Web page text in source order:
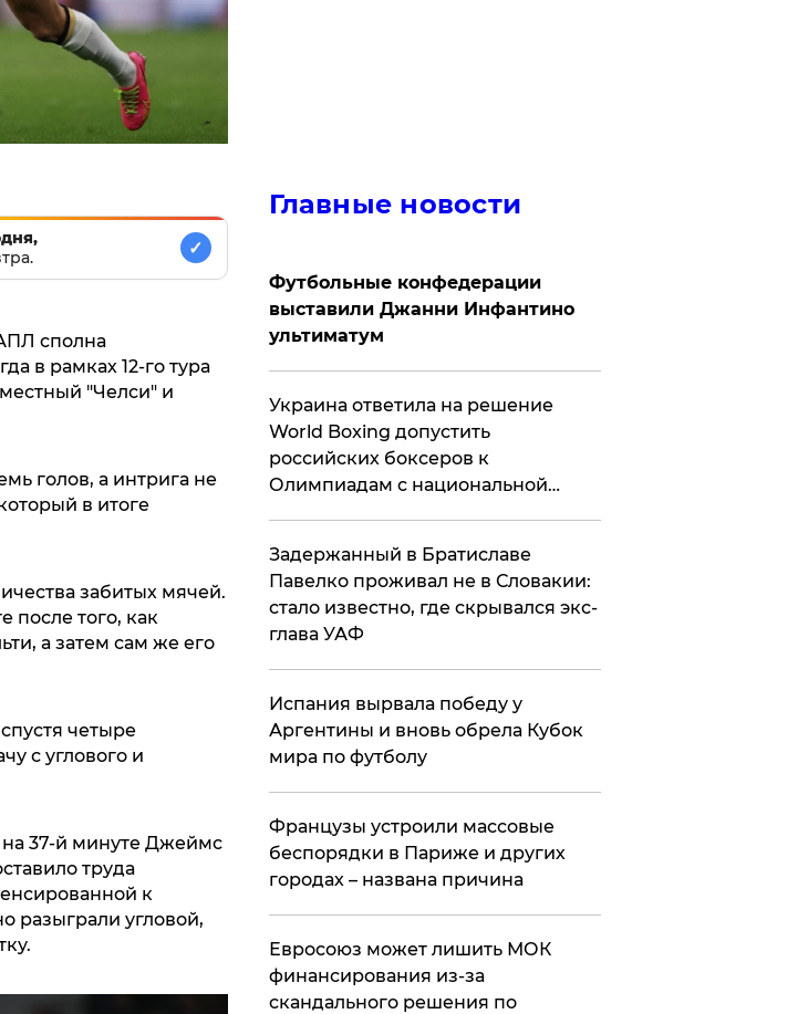
✓
сполна
в рамках 12-го тура
"Челси" и
голов, а интрига не
в итоге
забитых мячей.
после того, как
а затем сам же его
четыре
с углового и
37-й минуте Джеймс
труда
к
разыграли угловой,
Главные новости
Футбольные конфедерации
выставили Джанни Инфантино
ультиматум
Украина ответила на решение
World Boxing допустить
российских боксеров к
Олимпиадам с национальной
Задержанный в Братиславе
Павелко проживал не в Словакии:
стало известно, где скрывался экс-
глава УАФ
Испания вырвала победу у
Аргентины и вновь обрела Кубок
мира по футболу
Французы устроили массовые
беспорядки в Париже и других
городах – названа причина
Евросоюз может лишить МОК
финансирования из-за
скандального решения по